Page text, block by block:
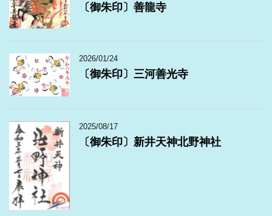
〔御朱印〕善龍寺
2026/01/24
〔御朱印〕三河善光寺
2025/08/17
〔御朱印〕新井天神北野神社